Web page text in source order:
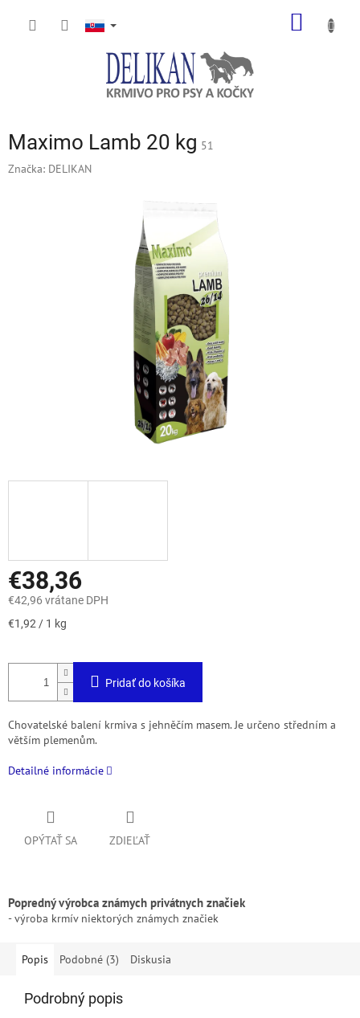
Maximo Lamb 20 kg 51
Značka: DELIKAN
€38,36
€42,96 vrátane DPH
Jednotková
€1,92 / 1 kg
Pridať do košíka
Chovatelské balení krmiva s jehněčím masem. Je určeno středním a
větším plemenům.
Detailné informácie
OPÝTAŤ SA ZDIEĽAŤ
Popredný výrobca známych privátnych značiek
- výroba krmív niektorých známych značiek
Popis Podobné (3) Diskusia
Podrobný popis